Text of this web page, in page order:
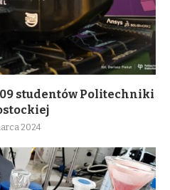
studentów Politechniki
2024